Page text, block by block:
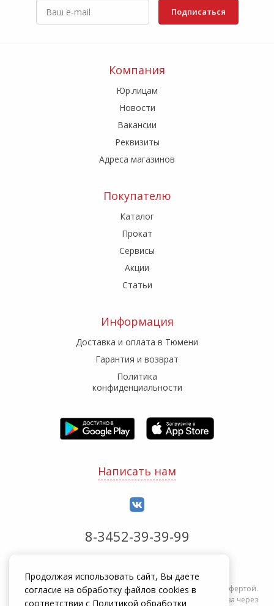
Подписаться
Компания
Юр.лицам
Новости
Вакансии
Реквизиты
Адреса магазинов
Покупателю
Каталог
Прокат
Сервисы
Акции
Статьи
Информация
Доставка и оплата в Тюмени
Гарантия и возврат
Политика
конфиденциальности
Написать нам
8-3452-39-39-99
Информация на сайте zakrepi.ru не является публичной офертой.
Указанные цены действуют только при оформлении заказа через
Продолжая использовать сайт, Вы даете
согласие на обработку файлов cookies в
соответствии с Политикой обработки